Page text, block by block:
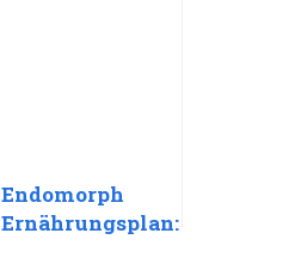
Endomorph
Ernährungsplan: